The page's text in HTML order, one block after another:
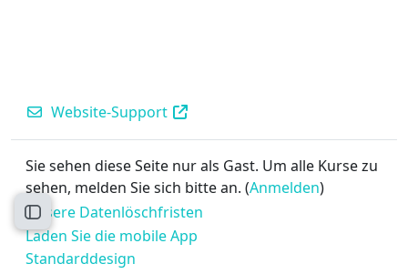
Kursindex öffnen
Website-Support
Sie sehen diese Seite nur als Gast. Um alle Kurse zu
sehen, melden Sie sich bitte an. (Anmelden)
Unsere Datenlöschfristen
Laden Sie die mobile App
Standarddesign